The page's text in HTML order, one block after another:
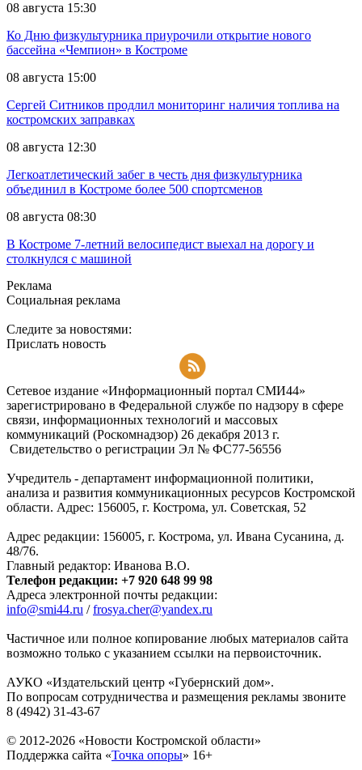
08 августа 15:30
Ко Дню физкультурника приурочили открытие нового
бассейна «Чемпион» в Костроме
08 августа 15:00
Сергей Ситников продлил мониторинг наличия топлива на
костромских заправках
08 августа 12:30
Легкоатлетический забег в честь дня физкультурника
объединил в Костроме более 500 спортсменов
08 августа 08:30
В Костроме 7-летний велосипедист выехал на дорогу и
столкнулся с машиной
Реклама
Социальная реклама
Следите за новостями:
Прислать новость
Сетевое издание «Информационный портал СМИ44»
зарегистрировано в Федеральной службе по надзору в сфере
связи, информационных технологий и массовых
коммуникаций (Роскомнадзор) 26 декабря 2013 г.
Свидетельство о регистрации Эл № ФC77-56556
Учредитель - департамент информационной политики,
анализа и развития коммуникационных ресурсов Костромской
области. Адрес: 156005, г. Кострома, ул. Советская, 52
Адрес редакции: 156005, г. Кострома, ул. Ивана Сусанина, д.
48/76.
Главный редактор: Иванова В.О.
Телефон редакции: +7 920 648 99 98
Адреса электронной почты редакции:
info@smi44.ru /frosya.cher@yandex.ru
Частичное или полное копирование любых материалов сайта
возможно только с указанием ссылки на первоисточник.
АУКО «Издательский центр «Губернский дом».
По вопросам сотрудничества и размещения рекламы звоните
8 (4942) 31-43-67
© 2012-2026 «Новости Костромской области»
Поддержка сайта «Точка опоры» 16+